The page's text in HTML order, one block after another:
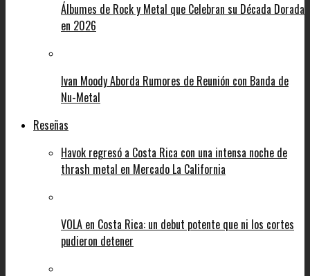
Álbumes de Rock y Metal que Celebran su Década Dorada
en 2026
Ivan Moody Aborda Rumores de Reunión con Banda de
Nu-Metal
Reseñas
Havok regresó a Costa Rica con una intensa noche de
thrash metal en Mercado La California
VOLA en Costa Rica: un debut potente que ni los cortes
pudieron detener